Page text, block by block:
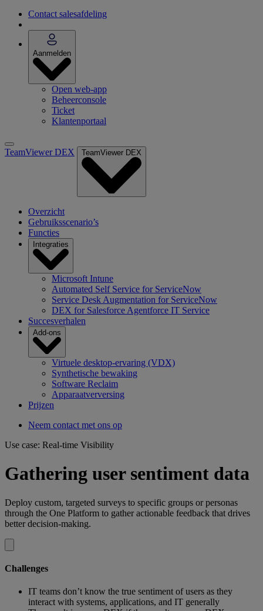
Contact salesafdeling
Aanmelden
Open web-app
Beheerconsole
Ticket
Klantenportaal
TeamViewer DEX TeamViewer DEX
Overzicht
Gebruiksscenario’s
Functies
Integraties
Microsoft Intune
Automated Self Service for ServiceNow
Service Desk Augmentation for ServiceNow
DEX for Salesforce Agentforce IT Service
Succesverhalen
Add-ons
Virtuele desktop-ervaring (VDX)
Synthetische bewaking
Software Reclaim
Apparaatverversing
Prijzen
Neem contact met ons op
Use case: Real-time Visibility
Gathering user sentiment data
Deploy custom, targeted surveys to specific groups or personas
through the One Platform to gather actionable feedback that drives
better decision-making.
Challenges
IT teams don’t know the true sentiment of users as they
interact with systems, applications, and IT generally